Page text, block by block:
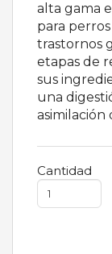
alta gama
para
trastornos
etapas de
sus
una
Cantidad